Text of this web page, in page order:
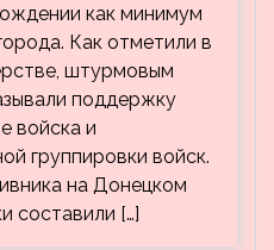
как минимум
Как отметили в
штурмовым
поддержку
войска и
группировки войск.
на Донецком
составили […]